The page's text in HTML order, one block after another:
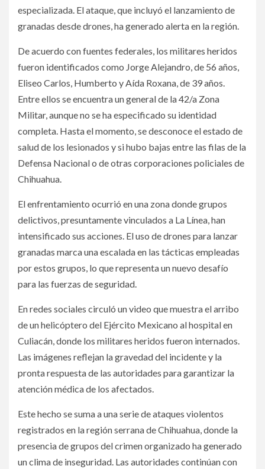
especializada. El ataque, que incluyó el lanzamiento de
granadas desde drones, ha generado alerta en la región.
De acuerdo con fuentes federales, los militares heridos
fueron identificados como Jorge Alejandro, de 56 años,
Eliseo Carlos, Humberto y Aída Roxana, de 39 años.
Entre ellos se encuentra un general de la 42/a Zona
Militar, aunque no se ha especificado su identidad
completa. Hasta el momento, se desconoce el estado de
salud de los lesionados y si hubo bajas entre las filas de la
Defensa Nacional o de otras corporaciones policiales de
Chihuahua.
El enfrentamiento ocurrió en una zona donde grupos
delictivos, presuntamente vinculados a La Línea, han
intensificado sus acciones. El uso de drones para lanzar
granadas marca una escalada en las tácticas empleadas
por estos grupos, lo que representa un nuevo desafío
para las fuerzas de seguridad.
En redes sociales circuló un video que muestra el arribo
de un helicóptero del Ejército Mexicano al hospital en
Culiacán, donde los militares heridos fueron internados.
Las imágenes reflejan la gravedad del incidente y la
pronta respuesta de las autoridades para garantizar la
atención médica de los afectados.
Este hecho se suma a una serie de ataques violentos
registrados en la región serrana de Chihuahua, donde la
presencia de grupos del crimen organizado ha generado
un clima de inseguridad. Las autoridades continúan con